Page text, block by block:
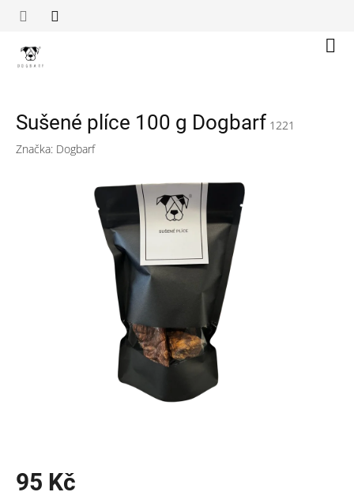
Sušené plíce 100 g Dogbarf 1221
Značka: Dogbarf
95 Kč